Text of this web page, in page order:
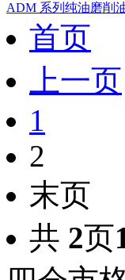
ADM 系列纯油磨削
首页
上一页
1
2
末页
共 2页